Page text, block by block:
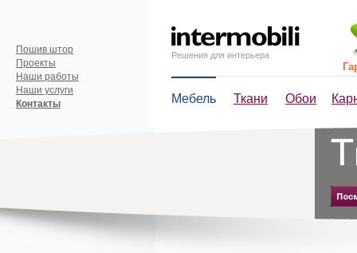
Решения для интерьера
Мебель Ткани Обои
Пошив штор
Проекты
Наши работы
Наши услуги
Контакты